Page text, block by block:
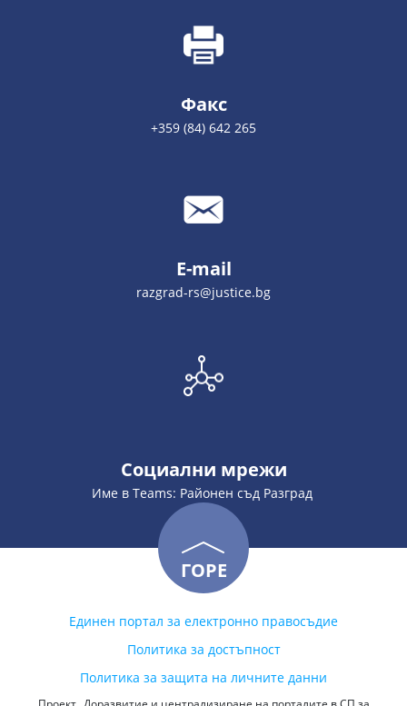
Факс
+359 (84) 642 265
E-mail
razgrad-rs@justice.bg
Социални мрежи
Име в Teams: Районен съд Разград
ГОРЕ
Единен портал за електронно правосъдие
Политика за достъпност
Политика за защита на личните данни